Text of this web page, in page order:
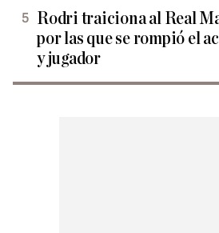
Rodri traiciona al Real
por las que se rompió el
y jugador